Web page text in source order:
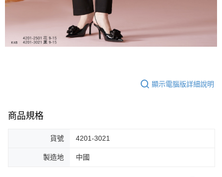
顯示電腦版詳細說明
商品規格
貨號 4201-3021
製造地 中國